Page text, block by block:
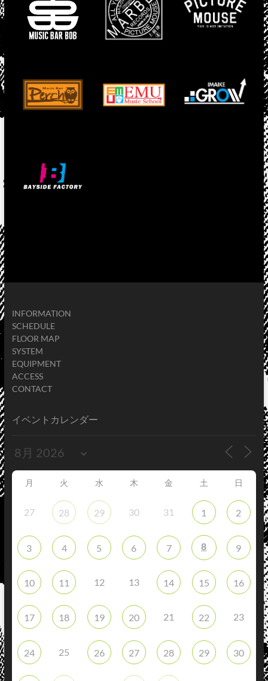
INFORMATION
SCHEDULE
FLOOR MAP
SYSTEM
EQUIPMENT
ACCESS
CONTACT
イベントカレンダー
月 火 水 木 金 土 日
27 28 29 30 31 1 2
3 4 5 6 7 8 9
10 11 12 13 14 15 16
17 18 19 20 21 22 23
24 25 26 27 28 29 30